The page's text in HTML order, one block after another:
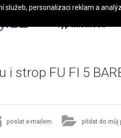
Typ místnosti
i strop FU FI 5
poslat e-mailem přidat do můj
služeb, personalizaci reklam a